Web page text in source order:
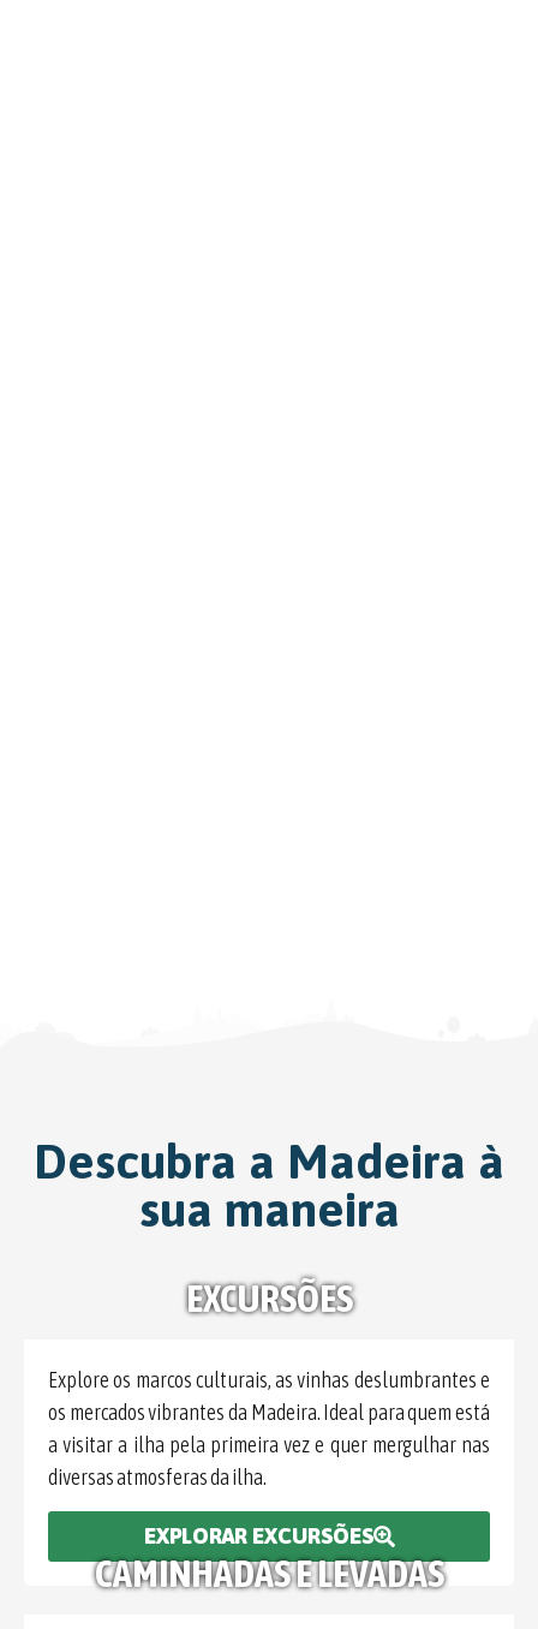
MELHORES
SPOTS DA
Explore os principais locais, incluindo
Câmara de Lobos, as piscinas naturais do
Santana. Os nossos passeios destacam o
melhor da cultura, gastronomia e
paisagens da Madeira.
DESCOBRE OS NOSSOS PASSEIOS
Descubra a Madeira à
sua maneira
EXCURSÕES
Explore os marcos culturais, as vinhas deslumbrantes e
os mercados vibrantes da Madeira. Ideal para quem está
a visitar a ilha pela primeira vez e quer mergulhar nas
diversas atmosferas da ilha.
EXPLORAR EXCURSÕES
CAMINHADAS E LEVADAS